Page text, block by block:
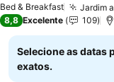
Bed & Breakfast Jardim
8,8 Excelente 109
Selecione as datas
exatos.